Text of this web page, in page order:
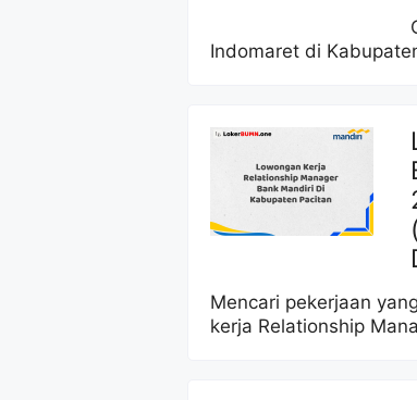
Indomaret di
Mencari pekerjaan
kerja Relationship